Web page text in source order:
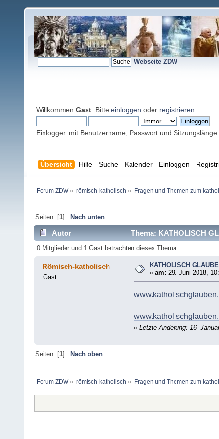
Webseite ZDW
Willkommen Gast . Bitte einloggen oder registrieren
Einloggen mit Benutzername, Passwort und Sitzungslänge
Übersicht Hilfe Suche Kalender Einloggen
Forum ZDW» römisch-katholisch » Fragen und Themen zum
Seiten: [1] Nach unten
Autor Thema: KATHOLISCH
0 Mitglieder und 1 Gast betrachten dieses Thema.
Römisch-katholisch
Gast
KATHOLISCH
«am: 29. Juni 2018,
« Letzte Änderung: 16.
Seiten: [1] Nach oben
Forum ZDW» römisch-katholisch » Fragen und Themen zum